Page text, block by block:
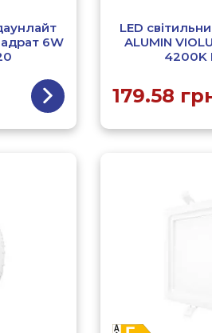
6W
LED
ALUMIN
4200K
179.58